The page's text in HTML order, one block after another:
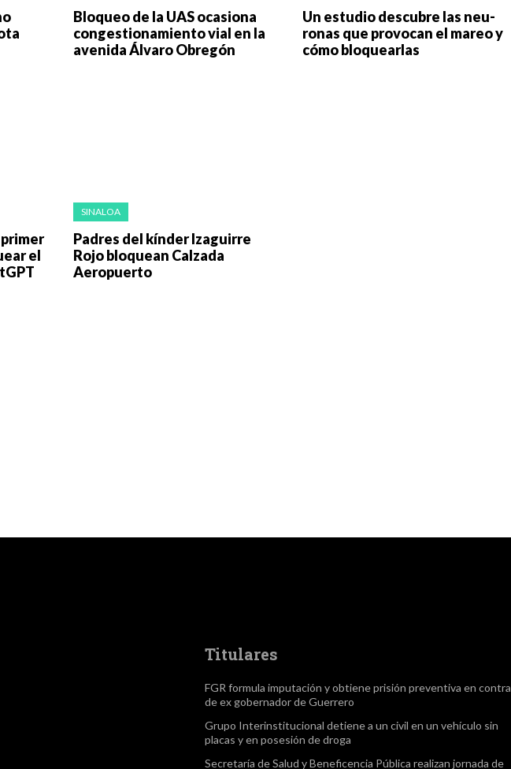
Bloqueo de la UAS ocasiona
congestionamiento vial en la
avenida Álvaro Obregón
Un es­tu­dio des­cu­bre las neu­
ro­nas que pro­vo­can el ma­reo y
cómo blo­quear­las
el
SINALOA
Padres del kínder Izaguirre
Rojo bloquean Calzada
Aeropuerto
Titulares
FGR formula imputación y obtiene prisión preventiva en contra
de ex gobernador de Guerrero
Grupo Interinstitucional detiene a un civil en un vehículo sin
placas y en posesión de droga
Secretaría de Salud y Beneficencia Pública realizan jornada de